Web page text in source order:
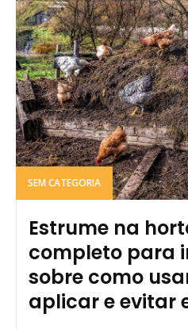
SEM CATEGORIA
Estrume na
completo para
sobre como
aplicar e evitar